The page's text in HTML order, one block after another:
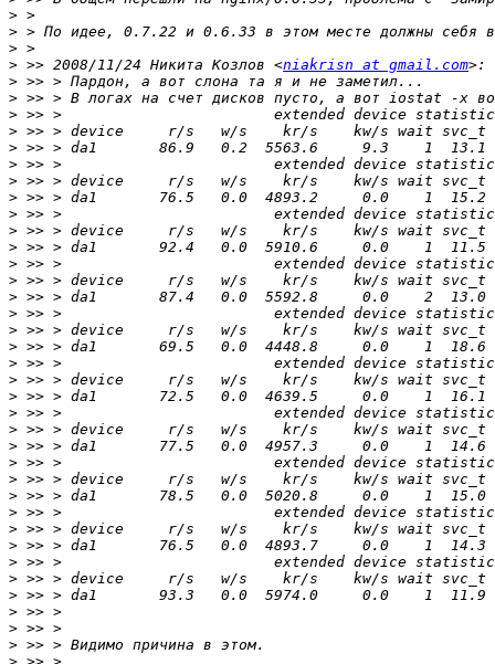
>
>
>
> >> 2008/11/24 Никита Козлов <niakrisn at gmail.com
>
>
>
>
>
>
>
>
>
>
>
>
>
>
>
>
>
>
>
>
>
>
>
>
>
>
>
>
>
>
>
>
>
>
>